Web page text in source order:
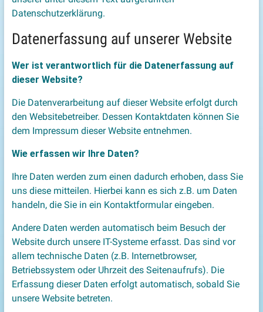
Datenschutzerklärung.
Datenerfassung auf unserer Website
Wer ist verantwortlich für die Datenerfassung auf
dieser Website?
Die Datenverarbeitung auf dieser Website erfolgt durch
den Websitebetreiber. Dessen Kontaktdaten können Sie
dem Impressum dieser Website entnehmen.
Wie erfassen wir Ihre Daten?
Ihre Daten werden zum einen dadurch erhoben, dass Sie
uns diese mitteilen. Hierbei kann es sich z.B. um Daten
handeln, die Sie in ein Kontaktformular eingeben.
Andere Daten werden automatisch beim Besuch der
Website durch unsere IT-Systeme erfasst. Das sind vor
allem technische Daten (z.B. Internetbrowser,
Betriebssystem oder Uhrzeit des Seitenaufrufs). Die
Erfassung dieser Daten erfolgt automatisch, sobald Sie
unsere Website betreten.